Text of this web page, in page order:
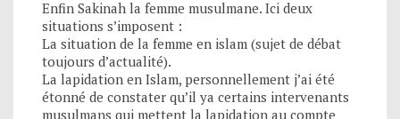
Enfin Sakinah la femme musulmane. Ici deux
situations s’imposent :
La situation de la femme en islam (sujet de débat
toujours d’actualité).
La lapidation en Islam, personnellement j’ai été
étonné de constater qu’il ya certains intervenants
musulmans qui mettent la lapidation au compte